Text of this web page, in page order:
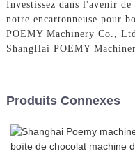
Investissez dans l'avenir
notre encartonneuse pour
POEMY Machinery Co.,
ShangHai POEMY
Produits Connexes